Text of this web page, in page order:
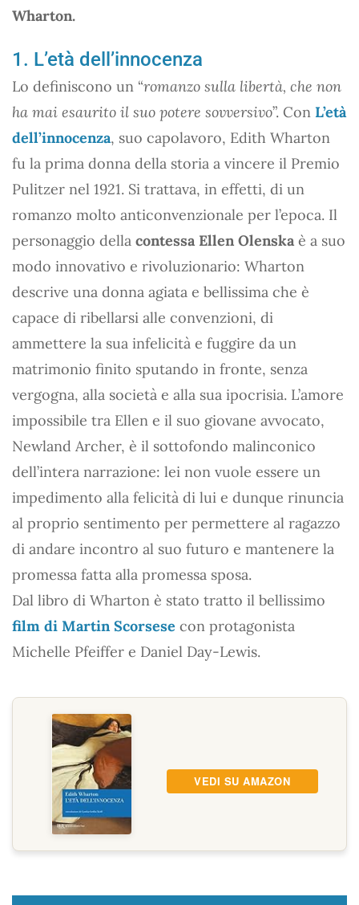
Wharton.
1. L’età dell’innocenza
Lo definiscono un “romanzo sulla libertà, che non
ha mai esaurito il suo potere sovversivo”. Con L’età
dell’innocenza, suo capolavoro, Edith Wharton
fu la prima donna della storia a vincere il Premio
Pulitzer nel 1921. Si trattava, in effetti, di un
romanzo molto anticonvenzionale per l’epoca. Il
personaggio della contessa Ellen Olenska è a suo
modo innovativo e rivoluzionario: Wharton
descrive una donna agiata e bellissima che è
capace di ribellarsi alle convenzioni, di
ammettere la sua infelicità e fuggire da un
matrimonio finito sputando in fronte, senza
vergogna, alla società e alla sua ipocrisia. L’amore
impossibile tra Ellen e il suo giovane avvocato,
Newland Archer, è il sottofondo malinconico
dell’intera narrazione: lei non vuole essere un
impedimento alla felicità di lui e dunque rinuncia
al proprio sentimento per permettere al ragazzo
di andare incontro al suo futuro e mantenere la
promessa fatta alla promessa sposa.
Dal libro di Wharton è stato tratto il bellissimo
film di Martin Scorsese con protagonista
Michelle Pfeiffer e Daniel Day-Lewis.
VEDI SU AMAZON